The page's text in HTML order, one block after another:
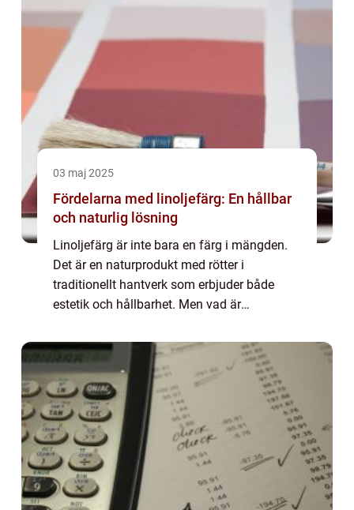
03 maj 2025
Fördelarna med linoljefärg: En hållbar
och naturlig lösning
Linoljefärg är inte bara en färg i mängden.
Det är en naturprodukt med rötter i
traditionellt hantverk som erbjuder både
estetik och hållbarhet. Men vad är